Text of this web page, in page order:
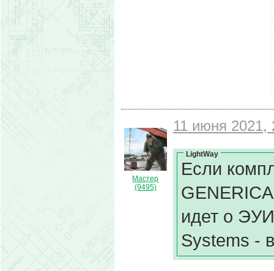
Мастер
(9495)
11 июня 2021,
LightWay
Если
идет о
Systems -